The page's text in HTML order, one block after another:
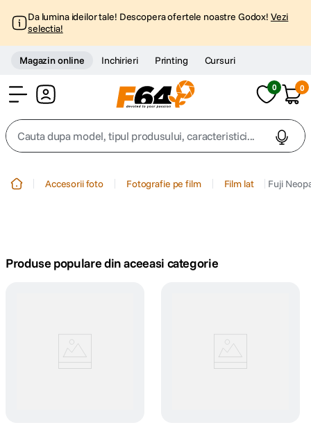
Da lumina ideilor tale! Descopera ofertele noastre Godox! Vezi
selectia!
Magazin online Inchirieri Printing Cursuri
0 0
Cauta dupa model, tipul produsului, caracteristici...
trepied telefon
canon sx740 hs
lavaliera
Accesorii foto Fotografie pe film Film lat Fuji
Produse populare din aceeasi categorie